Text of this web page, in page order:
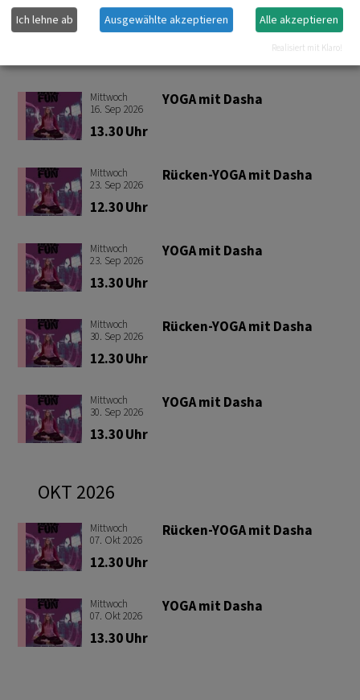
Mittwoch
16.Sep2026 Rücken-YOGA mit Dasha
Mittwoch
16. Sep 2026
13.30 Uhr
YOGA mit Dasha
Mittwoch
23. Sep 2026
12.30 Uhr
Rücken-YOGA mit Dasha
Mittwoch
23. Sep 2026
13.30 Uhr
YOGA mit Dasha
Mittwoch
30. Sep 2026
12.30 Uhr
Rücken-YOGA mit Dasha
Mittwoch
30. Sep 2026
13.30 Uhr
YOGA mit Dasha
OKT 2026
Mittwoch
07. Okt2026
12.30 Uhr
Rücken-YOGA mit Dasha
Mittwoch
07. Okt2026
13.30 Uhr
YOGA mit Dasha
Ich lehne ab Ausgewählte akzeptieren Alle akzeptieren
Realisiert mit Klaro!